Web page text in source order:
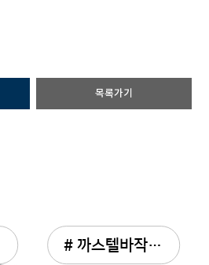
목록가기
# 까스텔바작 바이어스 로...